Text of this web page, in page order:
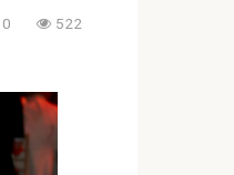
0 522